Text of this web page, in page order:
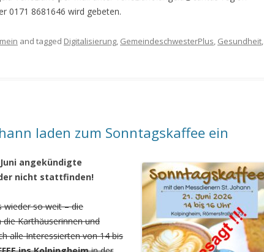
0171 8681646 wird gebeten.
and tagged Digitalisierung, GemeindeschwesterPlus, Gesundheit,
laden zum Sonntagskaffee ein
angekündigte
nicht stattfinden!
wieder so weit – die
die Karthäuserinnen und
alle Interessierten von 14 bis